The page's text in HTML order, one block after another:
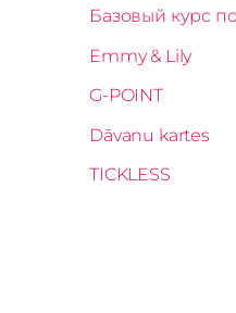
Базовый курс
Emmy & Lily
G-POINT
Dāvanu kartes
TICKLESS